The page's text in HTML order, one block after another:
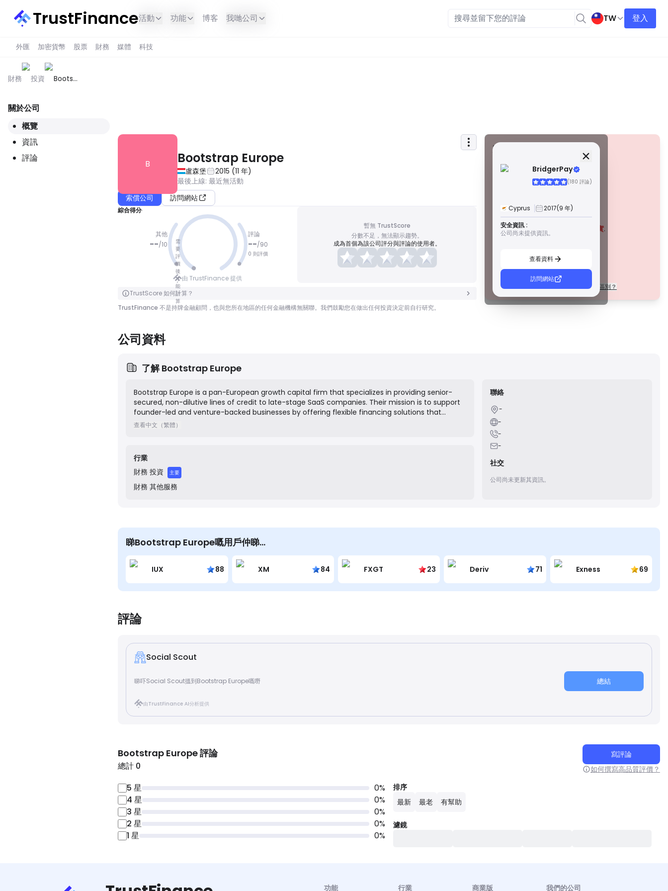
TrustFinance活動 功能 博客 我哋公司 TW 登入
外匯 加密貨幣 股票 財務 媒體 科技
財務 投資
Bootstrap
關於公司
概覽
資訊
評論
B Bootstrap Europe
盧森堡 2015 (11 年)
最後上線: 最近無活動
索償公司
訪問網站
綜合得分
其他
--/10
需
要
評
價
後
才
能
計
算
冇分數
點擊翻轉
評論
--/90
0 則評價
由 TrustFinance 提供
暫無 TrustScore
分數不足，無法顯示趨勢。
成為首個為該公司評分與評論的使用者。
TrustScore 如何計算？
BridgerPay
(180 評論)
Cyprus 2017(9 年)
安全資訊 :
公司尚未提供資訊。
查看資料
訪問網站
安全資訊
警告
該公司目前 未經證實.
請注意潛在風險！
每個等級的許可證在法規上有什麼區別？
由全球知名監管機構頒發，這些許可證透過嚴格的合規性、
由受尊敬的區域監管機構授予，這些許可證提供強大的安全
措施，例如資金隔離、財務報告和補償計劃。雖然沒有等級 1
那麼嚴格，但它們提供可靠的區域保護。
如最低資本要求和 AML 政策。監管較不嚴格，因此交易者應
謹慎行事並驗證安全措施。
來自監管最少的司法管轄區，這些許可證通常缺乏關鍵保
護，例如資金隔離和保險。雖然它們對營運彈性很有吸引
力，但它們對交易者構成較高的風險。
TrustFinance 不是持牌金融顧問，也與您所在地區的任何金融機構無關聯。我們鼓勵您在做出任何投資決定前自行研究。
公司資料
了解Bootstrap Europe
Bootstrap Europe is a pan-European growth capital firm that specializes in providing senior-
secured, non-dilutive lines of credit to late-stage SaaS companies. Their mission is to support
founder-led and venture-backed businesses by offering flexible financing solutions that
enable growth without forcing founders to give up equity or control. The firm was established
查看中文（繁體）
行業
財務 投資 主要
財務 其他服務
聯絡
-
-
-
-
社交
公司尚未更新其資訊。
睇Bootstrap Europe嘅用戶仲睇…
IUX 88 XM 84 FXGT 23 Deriv 71 Exness 69
評論
Social Scout
睇吓Social Scout搵到Bootstrap Europe嘅嘢 總結
由TrustFinance AI分析提供
Bootstrap Europe評論
總計 0
寫評論
如何撰寫高品質評價？
5 星 0%
4 星 0%
3 星 0%
2 星 0%
1 星 0%
排序
最新
最老 有幫助
濾鏡
功能 行業 商業版 我們的公司